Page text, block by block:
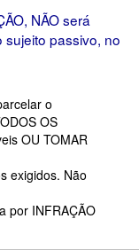
NÃO será
passivo, no
o
OS
OU TOMAR
exigidos. Não
por INFRAÇÃO